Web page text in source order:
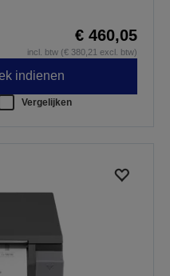
€ 460,05
incl. btw (€ 380,21 excl. btw)
indienen
Vergelijken